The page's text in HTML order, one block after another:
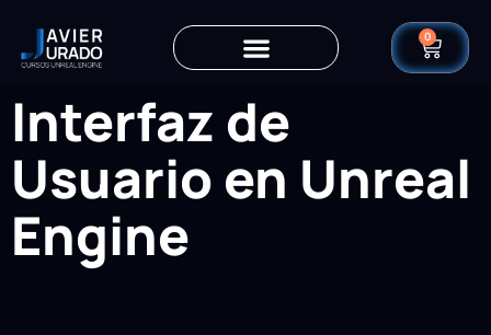
0
Interfaz de
Usuario en Unreal
Engine